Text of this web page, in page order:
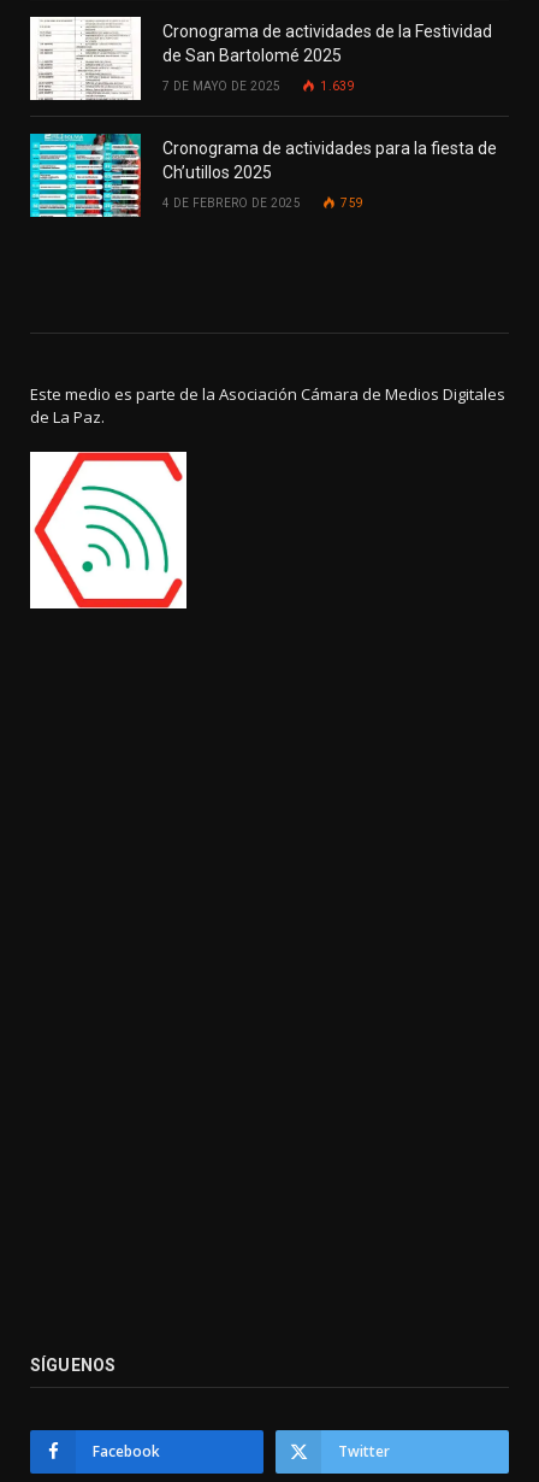
Cronograma de actividades de la Festividad
de San Bartolomé 2025
7 DE MAYO DE 2025 1.639
Cronograma de actividades para la fiesta de
Ch’utillos 2025
4 DE FEBRERO DE 2025 759
Este medio es parte de la Asociación Cámara de Medios Digitales
de La Paz.
SÍGUENOS
Facebook Twitter